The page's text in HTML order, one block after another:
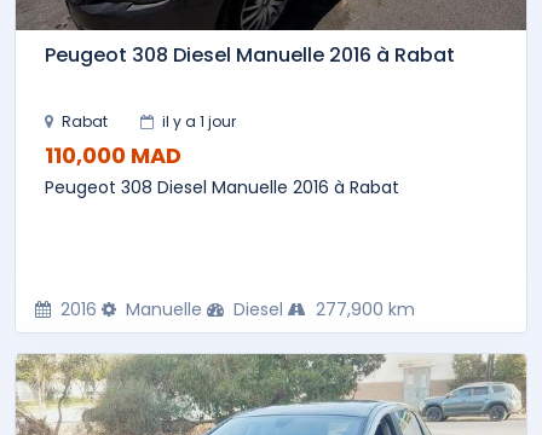
Peugeot 308 Diesel Manuelle 2016 à Rabat
Rabat il y a 1 jour
110,000 MAD
Peugeot 308 Diesel Manuelle 2016 à Rabat
2016 Manuelle Diesel 277,900 km